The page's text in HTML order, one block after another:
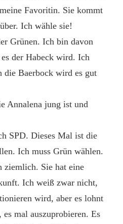
Favoritin. Sie kommt
Ich wähle sie!
Grünen. Ich bin davon
es der Habeck wird. Ich
die Baerbock wird es gut
Annalena jung ist und
SPD. Dieses Mal ist die
Ich muss Grün wählen.
ziemlich. Sie hat eine
Ich weiß zwar nicht,
wird, aber es lohnt
mal auszuprobieren. Es